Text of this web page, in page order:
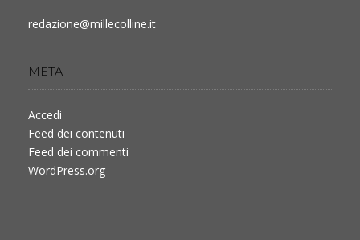
redazione@millecolline.it
META
Accedi
Feed dei contenuti
Feed dei commenti
WordPress.org